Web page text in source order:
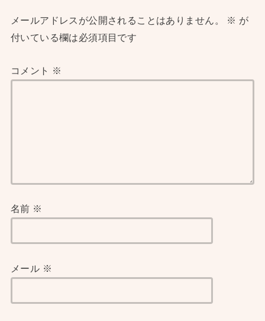
メールアドレスが公開されることはありません。 ※ が
付いている欄は必須項目です
コメント ※
名前 ※
メール ※